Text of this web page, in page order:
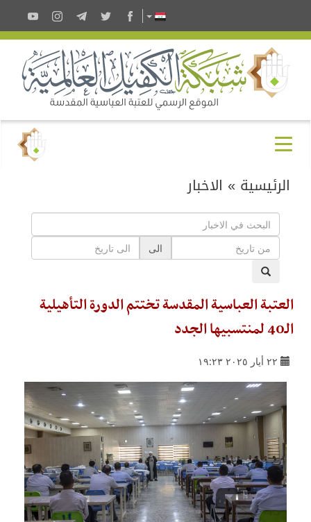
الرئيسية » الاخبار
الى
العتبة العباسية المقدسة تختتم الدورة التأهيلية
الـ40 لمنتسبيها الجدد
٢٢ أيار ٢٠٢٥ ١٩:٢٣